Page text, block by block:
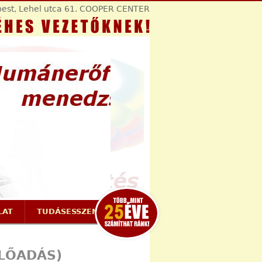
Lehel utca 61. COOPER CENTER
TUDÁSESSZENCIÁK